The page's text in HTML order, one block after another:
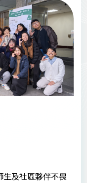
生及社區夥伴不畏